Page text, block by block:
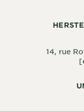
14, rue